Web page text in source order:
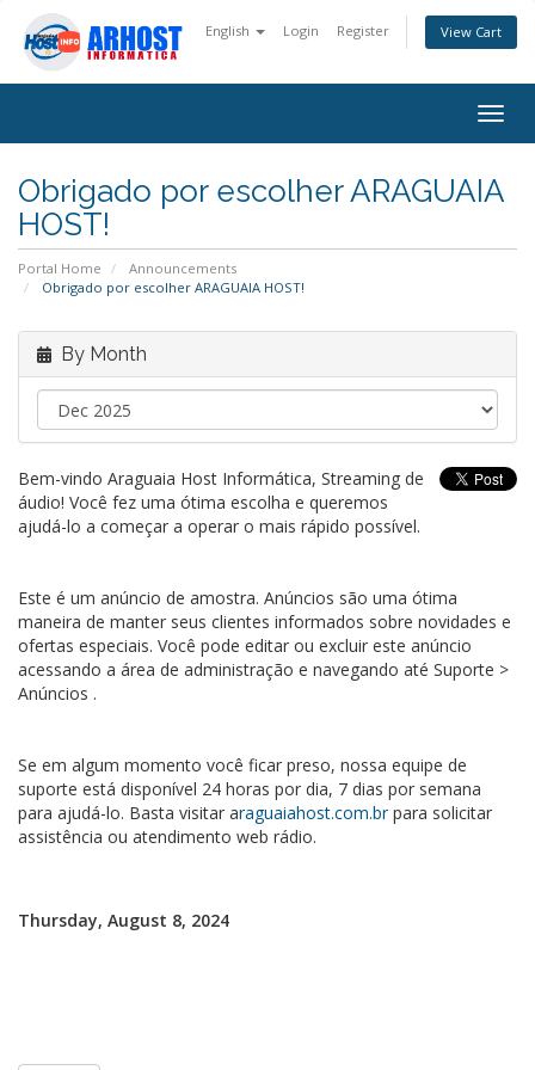
English Login Register View Cart
Obrigado por escolher ARAGUAIA
HOST!
Portal Home
Announcements
Obrigado por escolher ARAGUAIA HOST!
By Month
Bem-vindo Araguaia Host Informática, Streaming de
áudio! Você fez uma ótima escolha e queremos
ajudá-lo a começar a operar o mais rápido possível.
Este é um anúncio de amostra. Anúncios são uma ótima
maneira de manter seus clientes informados sobre novidades e
ofertas especiais. Você pode editar ou excluir este anúncio
acessando a área de administração e navegando até Suporte >
Anúncios .
Se em algum momento você ficar preso, nossa equipe de
suporte está disponível 24 horas por dia, 7 dias por semana
para ajudá-lo. Basta visitar araguaiahost.com.brpara solicitar
assistência ou atendimento web rádio.
Thursday, August 8, 2024